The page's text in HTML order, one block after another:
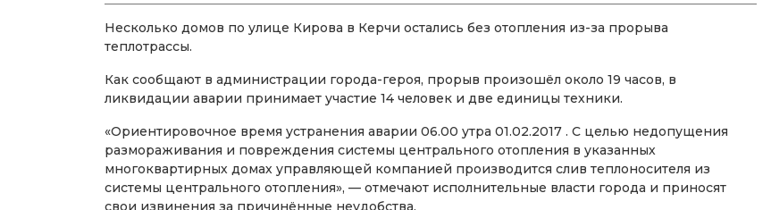
Несколько домов по улице Кирова в Керчи остались без отопления из-за прорыва
теплотрассы.
Как сообщают в администрации города-героя, прорыв произошёл около 19 часов, в
ликвидации аварии принимает участие 14 человек и две единицы техники.
«Ориентировочное время устранения аварии 06.00 утра 01.02.2017 . С целью недопущения
размораживания и повреждения системы центрального отопления в указанных
многоквартирных домах управляющей компанией производится слив теплоносителя из
системы центрального отопления», — отмечают исполнительные власти города и приносят
свои извинения за причинённые неудобства.